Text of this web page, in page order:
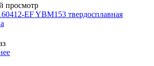
просмотр
EF YBM153 твердосплавная